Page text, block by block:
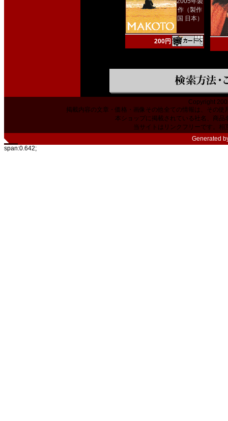
作（製作
国 日本）
200円
Copyright
掲載内容の文章・価格・画像その他全ての情報は、その
本ショップに掲載されている社名、商
当サイトはリンクフリーです。相
Generated
span:0.642;